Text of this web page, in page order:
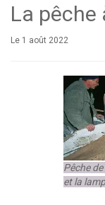
La pêche
Le 1 août 2022
Pêche
et la